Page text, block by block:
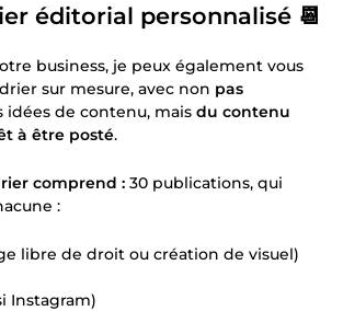
éditorial personnalisé 📆
business, je peux également vous
sur mesure, avec non pas
idées de contenu, mais du contenu
à être posté.
comprend : 30 publications, qui
:
libre de droit ou création de visuel)
Instagram)